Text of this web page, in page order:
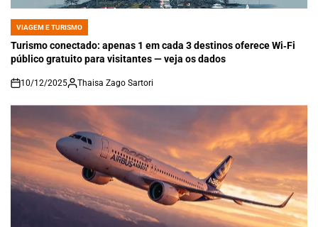
POSTED
IN
VIAGEM E TURISMO
Turismo conectado: apenas 1 em cada 3 destinos oferece Wi‑Fi
público gratuito para visitantes — veja os dados
on
10/12/2025 Thaisa Zago Sartori